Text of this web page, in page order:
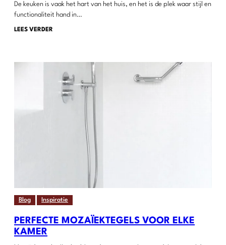
De keuken is vaak het hart van het huis, en het is de plek waar stijl en
functionaliteit hand in…
LEES VERDER
Blog Inspiratie
PERFECTE MOZAÏEKTEGELS VOOR ELKE
KAMER